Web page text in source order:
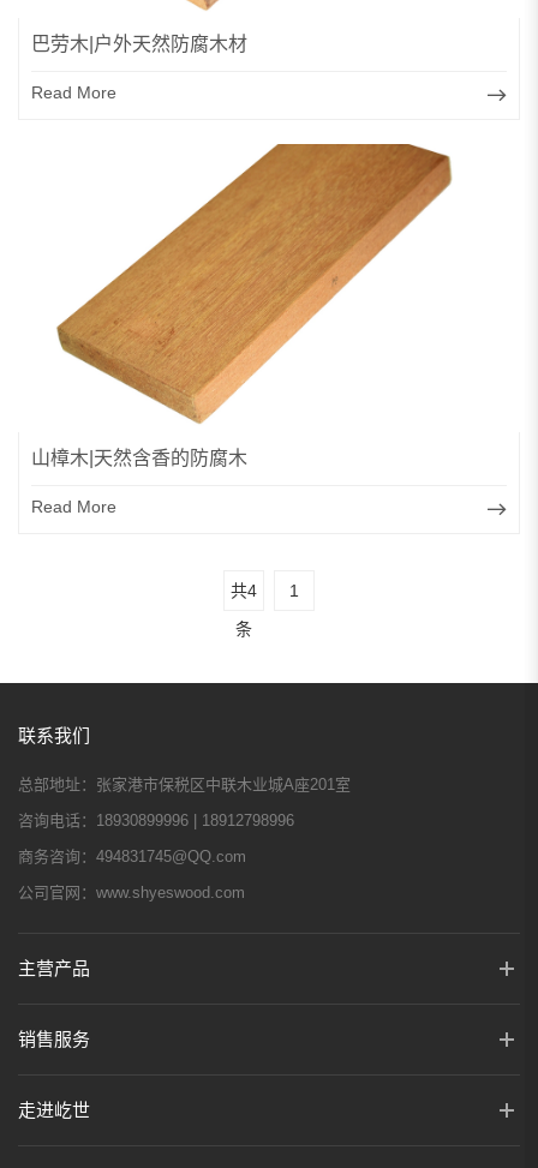
巴劳木|户外天然防腐木材
Read More
山樟木|天然含香的防腐木
Read More
共4
条
1
联系我们
总部地址： 张家港市保税区中联木业城A座201室
咨询电话： 18930899996 | 18912798996
商务咨询： 494831745@QQ.com
公司官网： www.shyeswood.com
主营产品
销售服务
走进屹世